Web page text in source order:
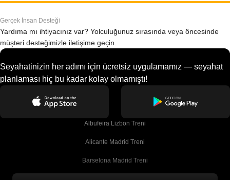
Gerçek İnsan Desteği
Yardıma mı ihtiyacınız var? Yolculuğunuz sırasında veya öncesinde
müşteri desteğimizle iletişime geçin.
Seyahatinizin her adımı için ücretsiz uygulamamız — seyahat
planlaması hiç bu kadar kolay olmamıştı!
Albufeira Lizbon Treni
Alicante Madrid Treni
Barselona Madrid Treni